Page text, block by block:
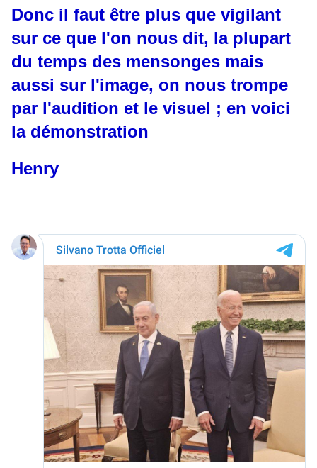
Donc il faut être plus que vigilant
sur ce que l'on nous dit, la plupart
du temps des mensonges mais
aussi sur l'image, on nous trompe
par l'audition et le visuel ; en voici
la démonstration
Henry